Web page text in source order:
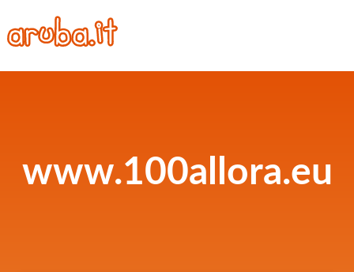
www.100allora.eu